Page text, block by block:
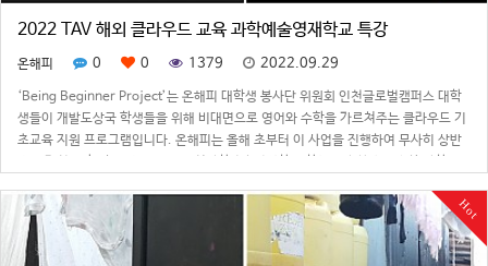
2022 TAV 해외 클라우드 교육 과학예술영재학교 특강
온해피 0 0 1379 2022.09.29
‘Being Beginner Project’는 온해피 대학생 봉사단 위원회 인천글로벌캠퍼스 대학
생들이 개발도상국 학생들을 위해 비대면으로 영어와 수학을 가르쳐주는 클라우드 기
초교육 지원 프로그램입니다. 온해피는 올해 초부터 이 사업을 진행하여 무사히 상반
Hot